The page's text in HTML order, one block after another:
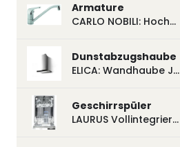
Armature
CARLO NOBILI: Hochdruck- Einhebelmischbatterie Blue, Mischbatterie verchromt 17770
Dunstabzugshaube
ELICA: Wandhaube JOYE 60-A,600 mm breit Edelstahl JOYE60A
Geschirrspüler
LAURUS Vollintegrierter Geschirrspüler LSV45-3, 450 mm breit, 3 Programme LSV45-3